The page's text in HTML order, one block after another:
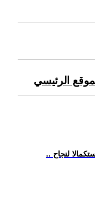
الرئيسي
لنجاح